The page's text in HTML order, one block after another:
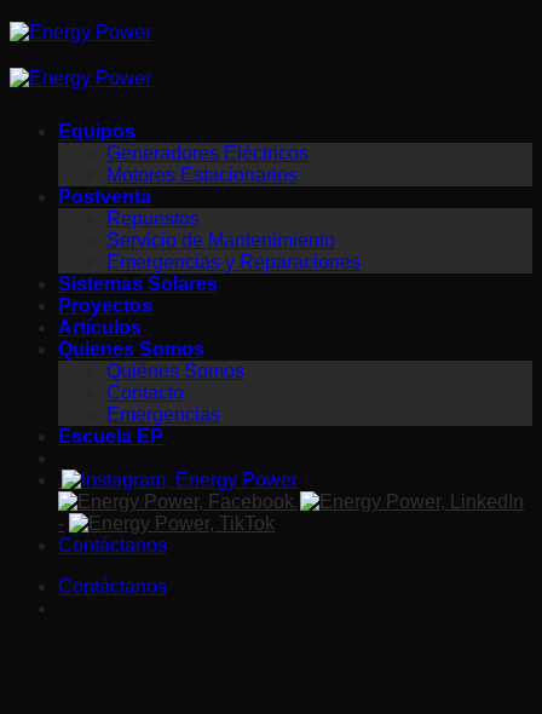
Saltar
al
Equipos
Generadores Eléctricos
Motores Estacionarios
Postventa
Repuestos
Servicio de Mantenimiento
Emergencias y Reparaciones
Sistemas Solares
Proyectos
Artículos
Quienes Somos
Quiénes Somos
Contacto
Emergencias
Escuela EP
-
Contáctanos
Contáctanos